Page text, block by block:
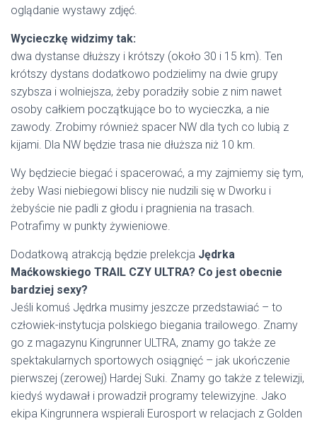
oglądanie wystawy zdjęć.
Wycieczkę widzimy tak:
dwa dystanse dłuższy i krótszy (około 30 i 15 km). Ten
krótszy dystans dodatkowo podzielimy na dwie grupy
szybsza i wolniejsza, żeby poradziły sobie z nim nawet
osoby całkiem początkujące bo to wycieczka, a nie
zawody. Zrobimy również spacer NW dla tych co lubią z
kijami. Dla NW będzie trasa nie dłuższa niż 10 km.
Wy będziecie biegać i spacerować, a my zajmiemy się tym,
żeby Wasi niebiegowi bliscy nie nudzili się w Dworku i
żebyście nie padli z głodu i pragnienia na trasach.
Potrafimy w punkty żywieniowe.
Dodatkową atrakcją będzie prelekcja Jędrka
Maćkowskiego TRAIL CZY ULTRA? Co jest obecnie
bardziej sexy?
Jeśli komuś Jędrka musimy jeszcze przedstawiać – to
człowiek-instytucja polskiego biegania trailowego. Znamy
go z magazynu Kingrunner ULTRA, znamy go także ze
spektakularnych sportowych osiągnięć – jak ukończenie
pierwszej (zerowej) Hardej Suki. Znamy go także z telewizji,
kiedyś wydawał i prowadził programy telewizyjne. Jako
ekipa Kingrunnera wspierali Eurosport w relacjach z Golden